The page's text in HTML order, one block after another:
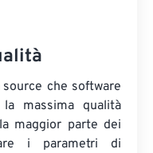
che software
massima qualità
maggior parte dei
i parametri di